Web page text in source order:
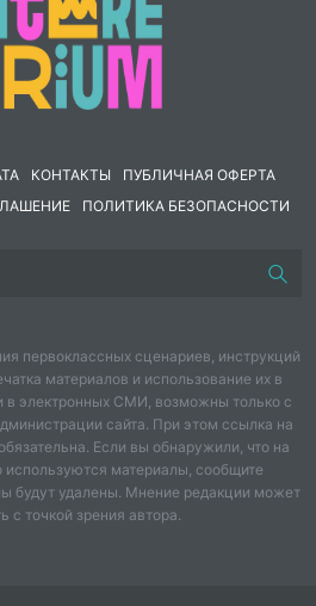
в ДОУ акциях, которые
благоприятной среде для
контактов родителей с
который непосредственно
вопросов , касающихся работы
мероприятиями для
или приглашение лекторов
вопросам и т.п. В МБДОУ
(пгт. Барсово) проходят Дни
родителям предоставляется
полную информацию о работе
режимными
КОНТАКТЫ
ПУБЛИЧНАЯ ОФЕРТА
ПОЛИТИКА БЕЗОПАСНОСТИ
первоклассных сценариев, инструкций
материалов и использование их в
в электронных СМИ, возможны только с
сайта. При этом ссылка на
Если вы обнаружили, что на
используются материалы, сообщите
будут удалены. Мнение редакции может
с точкой зрения автора.